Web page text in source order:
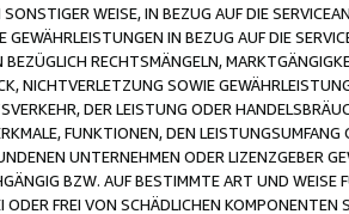
WEISE, IN BEZUG AUF DIE
GEWÄHRLEISTUNGEN IN BEZUG AUF DIE
BEZÜGLICH RECHTSMÄNGELN,
NICHTVERLETZUNG SOWIE
DER LEISTUNG ODER
FUNKTIONEN, DEN
UNTERNEHMEN ODER LIZENZGEBER
BZW. AUF BESTIMMTE ART UND
ODER FREI VON SCHÄDLICHEN